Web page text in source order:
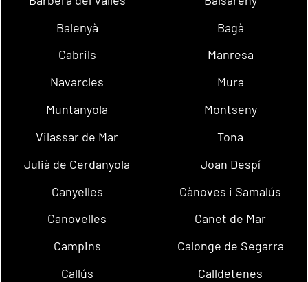
Balenyà
Bagà
Cabrils
Manresa
Navarcles
Mura
Muntanyola
Montseny
Vilassar de Mar
Tona
Julià de Cerdanyola
Joan Despí
Canyelles
Cànoves i Samalús
Canovelles
Canet de Mar
Campins
Calonge de Segarra
Callús
Calldetenes